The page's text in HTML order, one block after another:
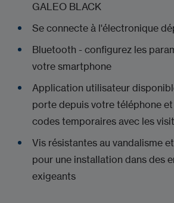
GALEO BLACK
Se connecte à l'électronique
Bluetooth - configurez les
votre smartphone
Application utilisateur
porte depuis votre téléphone
codes temporaires avec les
Vis résistantes au vandalisme
pour une installation dans des
exigeants